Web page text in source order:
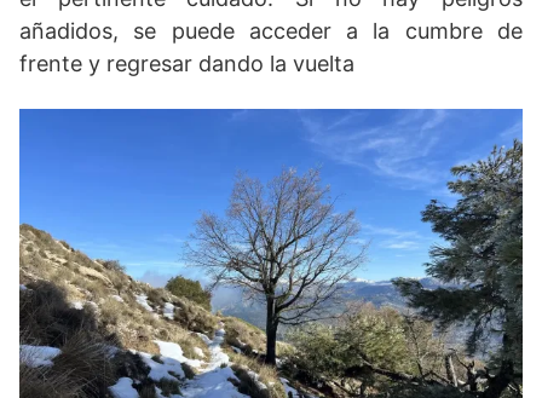
añadidos, se puede acceder a la cumbre de
frente y regresar dando la vuelta